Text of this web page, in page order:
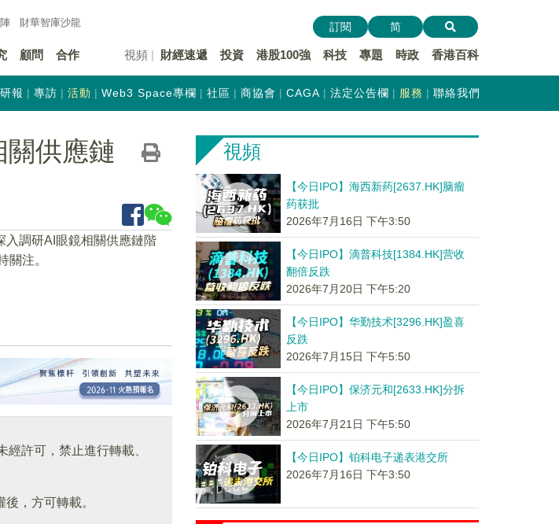
財華智庫沙龍
顧問 合作 視頻 財經速遞 投資 港股100強 科技 專題 時政 香港百科
訂閱 简
研報 專訪 活動 Web3 Space專欄 社區 商協會 CAGA 法定公告欄 服務 聯絡我們
供應鏈
入調研AI眼鏡相關供應鏈階
關注。
許可，禁止進行轉載、
後，方可轉載。
視頻
【今日IPO】海西新药[2637.HK]脑瘤
药获批
2026年7月16日 下午3:50
【今日IPO】滴普科技[1384.HK]营收
翻倍反跌
2026年7月20日 下午5:20
【今日IPO】华勤技术[3296.HK]盈喜
反跌
2026年7月15日 下午5:50
【今日IPO】保济元和[2633.HK]分拆
上市
2026年7月21日 下午5:50
【今日IPO】铂科电子递表港交所
2026年7月16日 下午3:50